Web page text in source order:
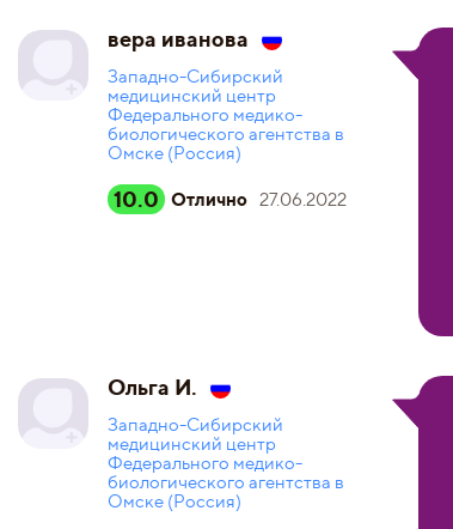
вера иванова
Западно-Сибирский
медицинский центр
Федерального медико-
биологического агентства в
Омске (Россия)
10.0 Отлично 27.06.2022
Ольга И.
Западно-Сибирский
медицинский центр
Федерального медико-
биологического агентства в
Омске (Россия)